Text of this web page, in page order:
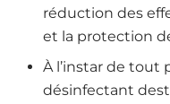
réduction des
et la protection
À l’instar de
désinfectant